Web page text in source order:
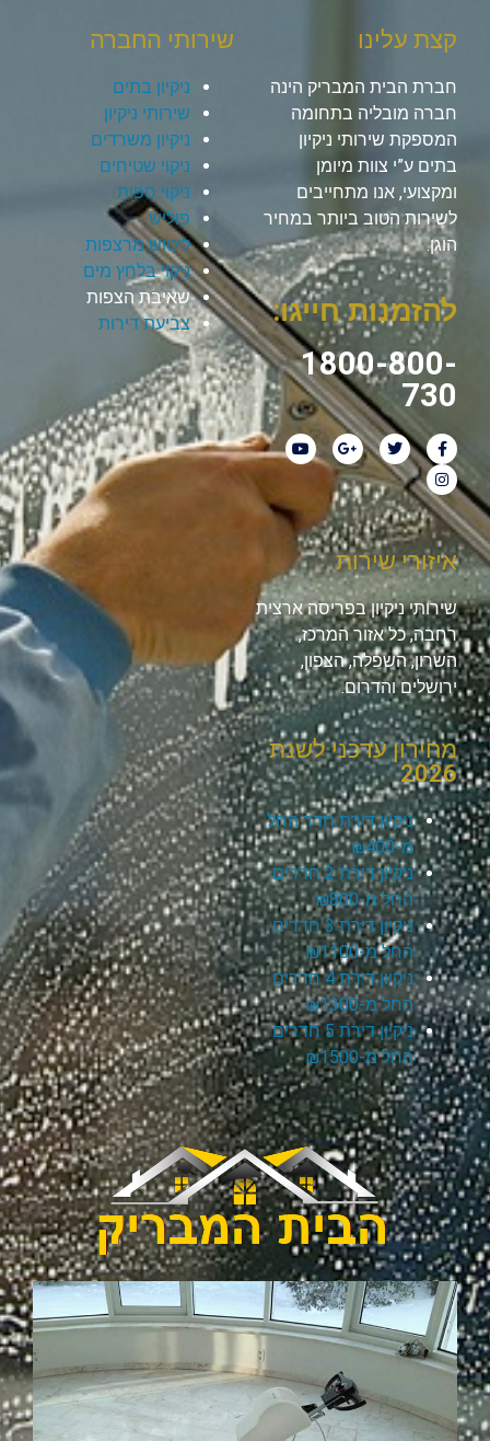
קצת עלינו
חברת הבית המבריק הינה
חברה מובליה בתחומה
המספקת שירותי ניקיון
בתים ע”י צוות מיומן
ומקצועי, אנו מתחייבים
לשירות הטוב ביותר במחיר
הוגן.
להזמנות חייגו:
1800-800-
730
שירותי החברה
ניקיון בתים
שירותי ניקיון
ניקיון משרדים
ניקוי שטיחים
ניקוי ספות
פוליש
ליטוש מרצפות
ניקוי בלחץ מים
שאיבת הצפות
צביעת דירות
איזורי שירות
שירותי ניקיון בפריסה ארצית
רחבה, כל אזור המרכז,
השרון, השפלה, הצפון,
ירושלים והדרום.
מחירון עדכני לשנת
2026
ניקיון דירת חדר החל
מ-₪400
ניקיון דירת 2 חדרים
החל מ-₪800
ניקיון דירת 3 חדרים
החל מ-₪1100
ניקיון דירת 4 חדרים
החל מ-₪1300
ניקיון דירת 5 חדרים
החל מ-₪1500